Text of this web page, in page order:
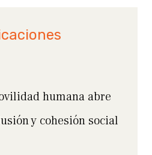
humana abre
y cohesión social